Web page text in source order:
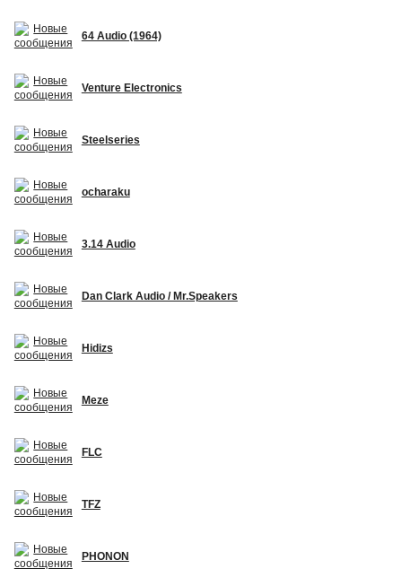
64 Audio (1964)
Venture Electronics
Steelseries
ocharaku
3.14 Audio
Dan Clark Audio / Mr.Speakers
Hidizs
Meze
FLC
TFZ
PHONON